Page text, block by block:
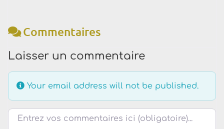
Commentaires
Laisser un commentaire
Your email address will not be published.
Review text